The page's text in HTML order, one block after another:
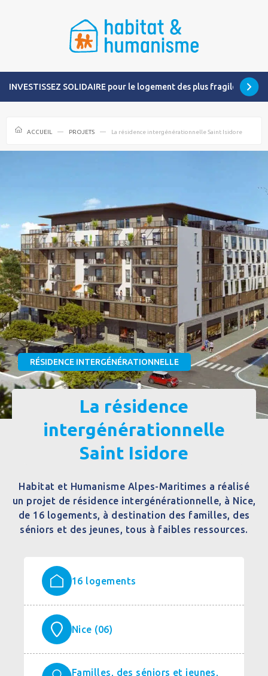
INVESTISSEZ SOLIDAIRE pour le logement des plus fragiles
ACCUEIL PROJETS La résidence intergénérationnelle Saint Isidore
RÉSIDENCE INTERGÉNÉRATIONNELLE
La résidence
intergénérationnelle
Saint Isidore
Habitat et Humanisme Alpes-Maritimes a réalisé
un projet de résidence intergénérationnelle, à Nice,
de 16 logements, à destination des familles, des
séniors et des jeunes, tous à faibles ressources.
16 logements
Nice (06)
Familles, des séniors et jeunes,